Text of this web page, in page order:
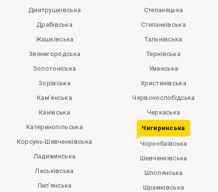
Дмитрушківська
Драбівська
Жашківська
Звенигородська
Золотоніська
Зорівська
Кам’янська
Канівська
Катеринопільська
Корсунь-Шевченківська
Ладижинська
Леськівська
Лип’янська
Степанецька
Степанківська
Тальнівська
Тернівська
Уманська
Христинівська
Червонослобідська
Черкаська
Чигиринська
Чорнобаївська
Шевченківська
Шполянська
Шрамківська